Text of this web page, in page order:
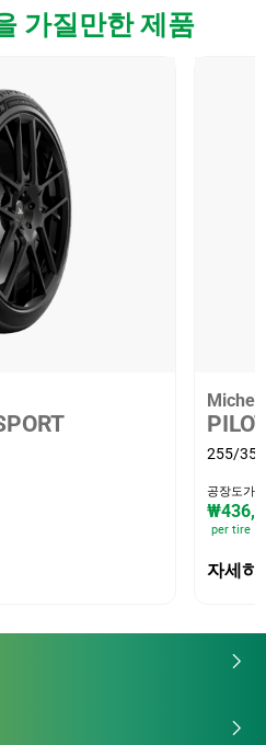
가질만한 제품
255/35
공장도가
per tire
자세히